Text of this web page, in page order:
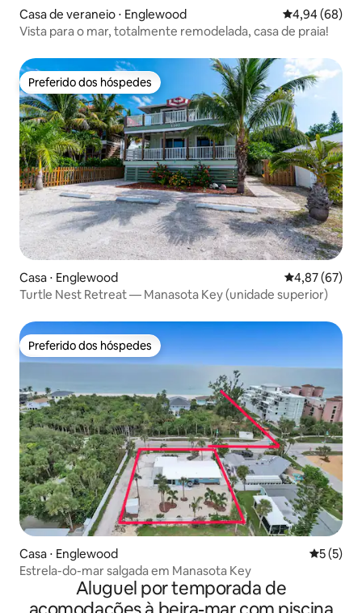
Casa de veraneio ⋅ Englewood 4,94 de uma
4,94 (68)
Vista para o mar, totalmente remodelada, casa de praia!
Preferido dos hóspedes
Preferido dos hóspedes
Casa ⋅ Englewood 4,87 de uma
4,87 (67)
Turtle Nest Retreat — Manasota Key (unidade superior)
Preferido dos hóspedes
Preferido dos hóspedes
Casa ⋅ Englewood 5 de
5 (5)
Estrela-do-mar salgada em Manasota Key
Aluguel por temporada de